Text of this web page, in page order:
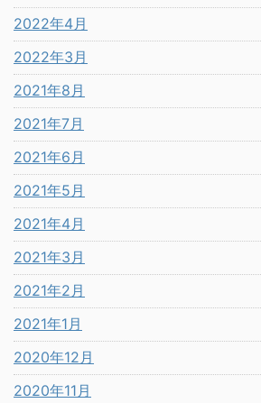
2022年4月
2022年3月
2021年8月
2021年7月
2021年6月
2021年5月
2021年4月
2021年3月
2021年2月
2021年1月
2020年12月
2020年11月